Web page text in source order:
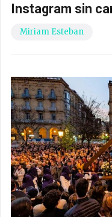
Instagram sin
Miriam Esteban